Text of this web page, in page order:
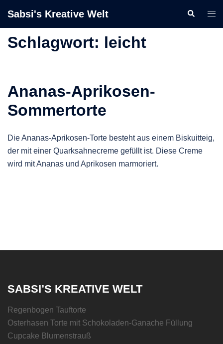
Inhalt
Sabsi's Kreative Welt Suche
Schlagwort: leicht
Ananas-Aprikosen-
Sommertorte
Die Ananas-Aprikosen-Torte besteht aus einem Biskuitteig,
der mit einer Quarksahnecreme gefüllt ist. Diese Creme
wird mit Ananas und Aprikosen marmoriert.
SABSI’S KREATIVE WELT
Regenbogen Tauftorte
Osterhasen Torte mit Schokoladen-Ganache Füllung
Cupcake Blumenstrauß